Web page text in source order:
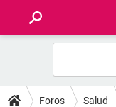
FORUMS
Foros Salud